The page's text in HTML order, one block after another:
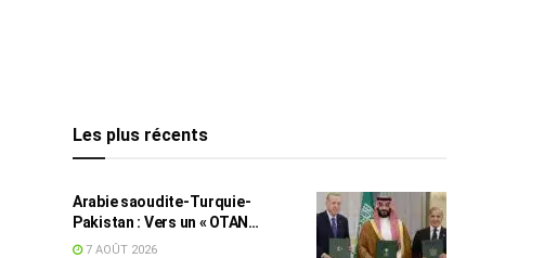
Les plus récents
Arabie saoudite-Turquie-
Pakistan : Vers un « OTAN
islamique » ?
7 AOÛT 2026